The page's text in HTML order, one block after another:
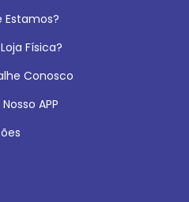
Estamos?
Física?
Conosco
APP